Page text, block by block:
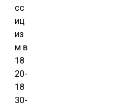
сс
иц
из
м в
18
20-
18
30-